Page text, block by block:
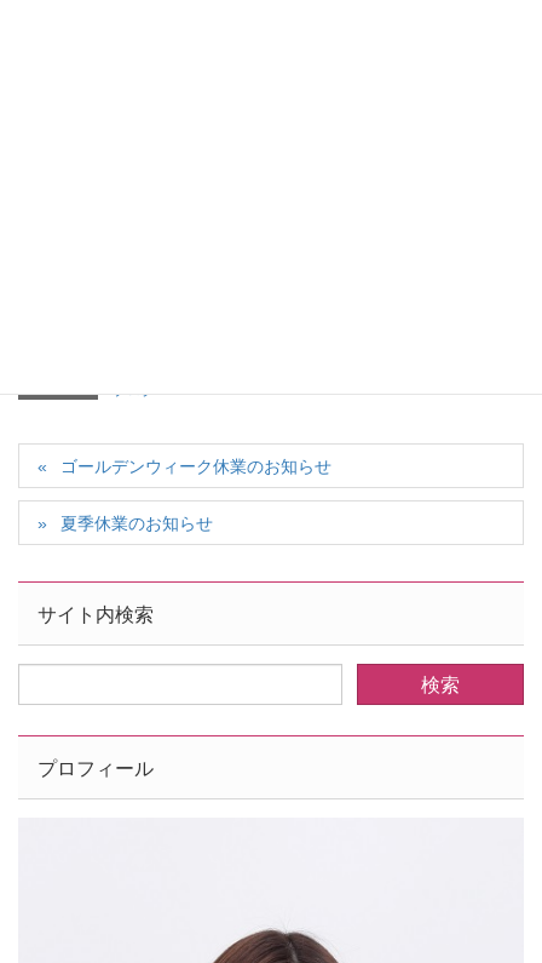
ブログ
ゴールデンウィーク休業のお知らせ
夏季休業のお知らせ
サイト内検索
プロフィール